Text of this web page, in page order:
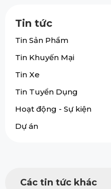
Tin tức
Tin Sản Phẩm
Tin Khuyến Mại
Tin Xe
Tin Tuyển Dụng
Hoạt động - Sự kiện
Dự án
Các tin tức khác